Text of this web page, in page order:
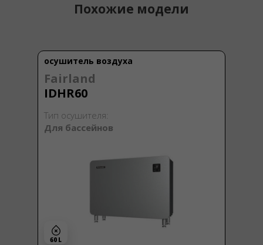
Похожие модели
осушитель воздуха
Fairland
IDHR60
Тип осушителя:
Для бассейнов
60 L